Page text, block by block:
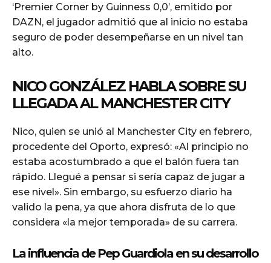
‘Premier Corner by Guinness 0,0’, emitido por
DAZN, el jugador admitió que al inicio no estaba
seguro de poder desempeñarse en un nivel tan
alto.
NICO GONZÁLEZ HABLA SOBRE SU
LLEGADA AL MANCHESTER CITY
Nico, quien se unió al Manchester City en febrero,
procedente del Oporto, expresó: «Al principio no
estaba acostumbrado a que el balón fuera tan
rápido. Llegué a pensar si sería capaz de jugar a
ese nivel». Sin embargo, su esfuerzo diario ha
valido la pena, ya que ahora disfruta de lo que
considera «la mejor temporada» de su carrera.
La influencia de Pep Guardiola en su desarrollo